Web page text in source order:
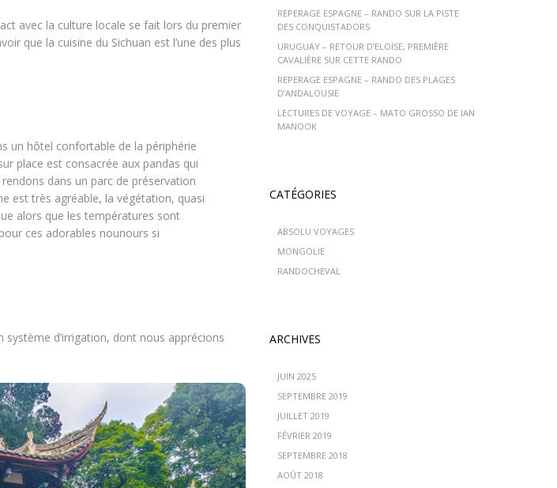
avec la culture locale se fait lors du premier
que la cuisine du Sichuan est l’une des plus
un hôtel confortable de la périphérie
place est consacrée aux pandas qui
dans un parc de préservation
est très agréable, la végétation, quasi
alors que les températures sont
ces adorables nounours si
d’irrigation, dont nous apprécions
REPERAGE ESPAGNE – RANDO SUR LA PISTE
DES CONQUISTADORS
URUGUAY – RETOUR D’ELOÏSE, PREMIÈRE
CAVALIÈRE SUR CETTE RANDO
REPERAGE ESPAGNE – RANDO DES PLAGES
D’ANDALOUSIE
LECTURES DE VOYAGE – MATO GROSSO DE IAN
MANOOK
CATÉGORIES
ABSOLU VOYAGES
MONGOLIE
RANDOCHEVAL
ARCHIVES
JUIN 2025
SEPTEMBRE 2019
JUILLET 2019
FÉVRIER 2019
SEPTEMBRE 2018
AOÛT 2018